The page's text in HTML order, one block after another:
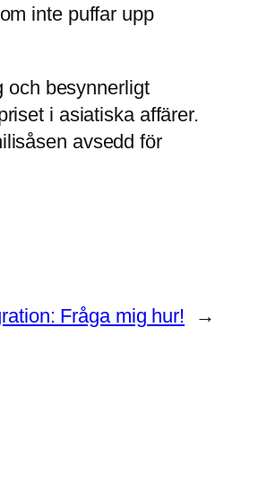
inte puffar upp
och besynnerligt
i asiatiska affärer.
avsedd för
Fråga mig hur! →